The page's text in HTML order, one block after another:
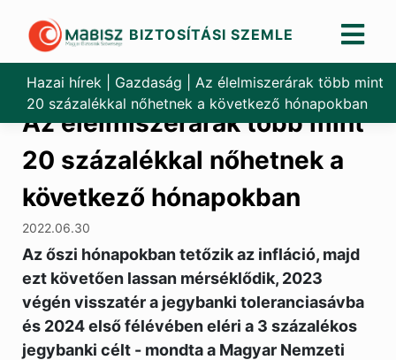
content
BIZTOSÍTÁSI SZEMLE
Hazai hírek Gazdaság
Az élelmiszerárak több mint
20 százalékkal nőhetnek a következő hónapokban
Az élelmiszerárak több mint
20 százalékkal nőhetnek a
következő hónapokban
2022.06.30
Az őszi hónapokban tetőzik az infláció, majd
ezt követően lassan mérséklődik, 2023
végén visszatér a jegybanki toleranciasávba
és 2024 első félévében eléri a 3 százalékos
jegybanki célt - mondta a Magyar Nemzeti